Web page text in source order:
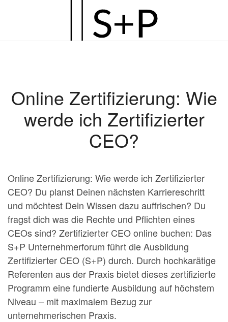
Online Zertifizierung: Wie
werde ich Zertifizierter
CEO?
Online Zertifizierung: Wie werde ich Zertifizierter
CEO? Du planst Deinen nächsten Karriereschritt
und möchtest Dein Wissen dazu auffrischen? Du
fragst dich was die Rechte und Pflichten eines
CEOs sind? Zertifizierter CEO online buchen: Das
S+P Unternehmerforum führt die Ausbildung
Zertifizierter CEO (S+P) durch. Durch hochkarätige
Referenten aus der Praxis bietet dieses zertifizierte
Programm eine fundierte Ausbildung auf höchstem
Niveau – mit maximalem Bezug zur
unternehmerischen Praxis.